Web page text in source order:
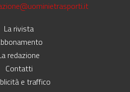
La rivista
redazione
Contatti
e traffico